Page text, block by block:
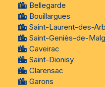
Bellegarde
Bouillargues
Saint-Laurent-des-
Saint-Geniès-de-
Caveirac
Saint-Dionisy
Clarensac
Garons